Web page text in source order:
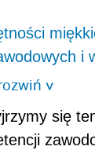
i
>
się